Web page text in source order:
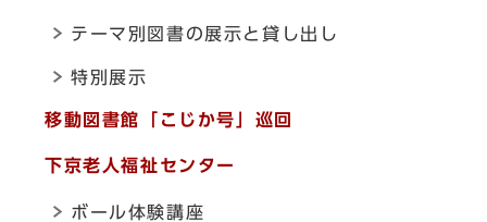
テーマ別図書の展示と貸し出し
特別展示
移動図書館「こじか号」巡回
下京老人福祉センター
ボール体験講座